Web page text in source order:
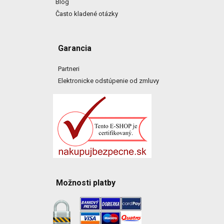
Blog
Často kladené otázky
Garancia
Partneri
Elektronicke odstúpenie od zmluvy
Možnosti platby